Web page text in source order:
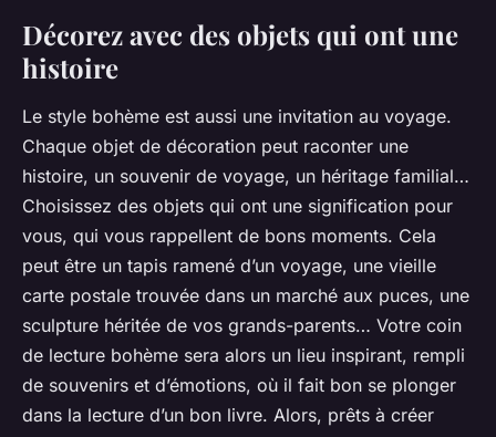
Décorez avec des objets qui ont une
histoire
Le style bohème est aussi une invitation au voyage.
Chaque objet de décoration peut raconter une
histoire, un souvenir de voyage, un héritage familial…
Choisissez des objets qui ont une signification pour
vous, qui vous rappellent de bons moments. Cela
peut être un tapis ramené d’un voyage, une vieille
carte postale trouvée dans un marché aux puces, une
sculpture héritée de vos grands-parents… Votre coin
de lecture bohème sera alors un lieu inspirant, rempli
de souvenirs et d’émotions, où il fait bon se plonger
dans la lecture d’un bon livre. Alors, prêts à créer